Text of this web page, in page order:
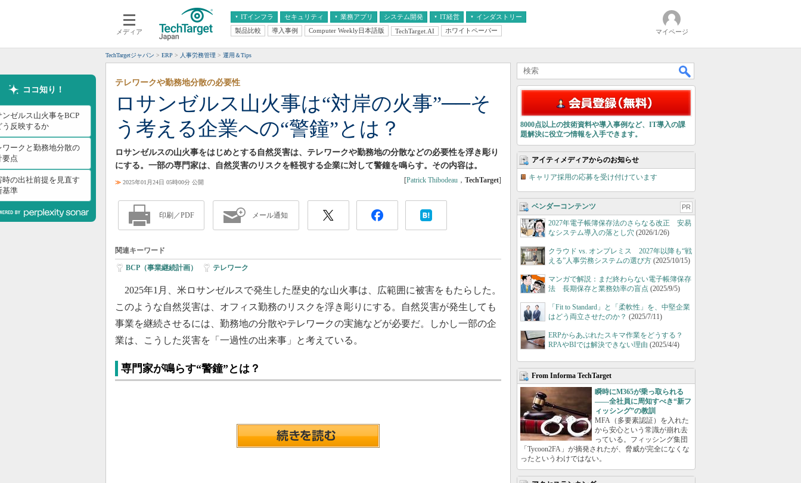
メディア
ITインフラ
クラウド
スマートモバイル
ネットワーク
システム運用管理
セキュリティ 業務アプリ
エンタープライズAI
ERP
CX
情報系システム
システム開発 IT経営
経営とIT
インダストリー
医療IT
製品比較 導入事例 Computer Weekly日本語版 TechTarget.AI ホワイトペーパー マイページ
TechTargetジャパン ERP 人事労務管理 運用＆Tips
ココ知り！
ンゼルス山火事をBCP
う反映するか
ワークと勤務地分散の
要点
時の出社前提を見直す
基準
ロサンゼルス山火事は“対岸の火事”──そ
う考える企業への“警鐘”とは？
テレワークや勤務地分散の必要性
ロサンゼルスの山火事をはじめとする自然災害は、テレワークや勤務地の分散などの必要性を浮き彫り
にする。一部の専門家は、自然災害のリスクを軽視する企業に対して警鐘を鳴らす。その内容は。
≫ 2025年01月24日 05時00分 公開 [Patrick Thibodeau ， TechTarget]
印刷／PDF メール通知
関連キーワード
BCP（事業継続計画） テレワーク
2025年1月、米ロサンゼルスで発生した歴史的な山火事は、広範囲に被害をもたらした。
このような自然災害は、オフィス勤務のリスクを浮き彫りにする。自然災害が発生しても
事業を継続させるには、勤務地の分散やテレワークの実施などが必要だ。しかし一部の企
業は、こうした災害を「一過性の出来事」と考えている。
専門家が鳴らす“警鐘”とは？
8000点以上の技術資料や導入事例など、IT導入の課
題解決に役立つ情報を入手できます。
アイティメディアからのお知らせ
キャリア採用の応募を受け付けています
ベンダーコンテンツ PR
2027年電子帳簿保存法のさらなる改正 安易
なシステム導入の落とし穴 (2026/1/26)
クラウド vs. オンプレミス 2027年以降も“戦
える”人事労務システムの選び方 (2025/10/15)
マンガで解説：まだ終わらない電子帳簿保存
法 長期保存と業務効率の盲点 (2025/9/5)
「Fit to Standard」と「柔軟性」を、中堅企業
はどう両立させたのか？ (2025/7/11)
ERPからあぶれたスキマ作業をどうする？
RPAやBIでは解決できない理由 (2025/4/4)
From Informa TechTarget
瞬時にM365が乗っ取られる
――全社員に周知すべき“新フ
ィッシング”の教訓
MFA（多要素認証）を入れた
から安心という常識が崩れ去
っている。フィッシング集団
「Tycoon2FA」が摘発されたが、脅威が完全になくな
ったというわけではない。